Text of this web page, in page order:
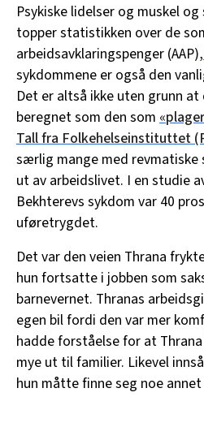
Psykiske lidelser og muskel
topper statistikken over de
arbeidsavklaringspenger (AAP)
sykdommene er også den
Det er altså ikke uten grunn
beregnet som den som
Tall fra Folkehelseinstituttet
særlig mange med revmatiske
ut av arbeidslivet. I en studie
Bekhterevs sykdom var 40
uføretrygdet.
Det var den veien Thrana
hun fortsatte i jobben som
barnevernet. Thranas
egen bil fordi den var mer
hadde forståelse for at
mye ut til familier. Likevel
hun måtte finne seg noe